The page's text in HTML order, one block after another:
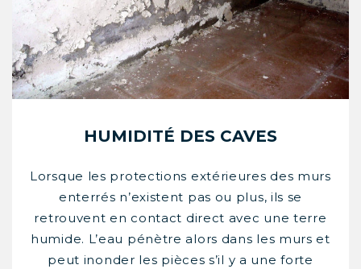
HUMIDITÉ DES CAVES
Lorsque les protections extérieures des murs
enterrés n’existent pas ou plus, ils se
retrouvent en contact direct avec une terre
humide. L’eau pénètre alors dans les murs et
peut inonder les pièces s’il y a une forte